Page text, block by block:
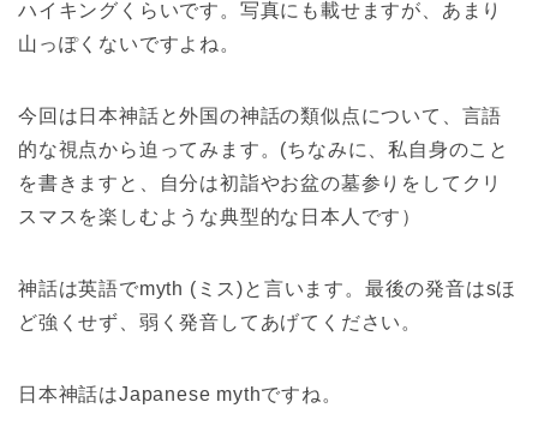
ハイキングくらいです。写真にも載せますが、あまり
山っぽくないですよね。
今回は日本神話と外国の神話の類似点について、言語
的な視点から迫ってみます。(ちなみに、私自身のこと
を書きますと、自分は初詣やお盆の墓参りをしてクリ
スマスを楽しむような典型的な日本人です）
神話は英語でmyth (ミス)と言います。最後の発音はsほ
ど強くせず、弱く発音してあげてください。
日本神話はJapanese mythですね。